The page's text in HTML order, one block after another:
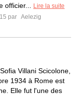
officier...
Lire la suite
par Aelezig
Villani Scicolone,
1934 à Rome est
Elle fut l'une des